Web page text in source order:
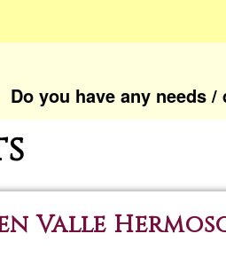
Do you have any needs /
Valle